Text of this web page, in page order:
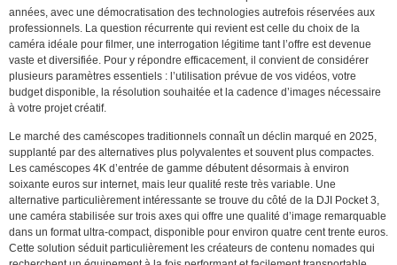
années, avec une démocratisation des technologies autrefois réservées aux
professionnels. La question récurrente qui revient est celle du choix de la
caméra idéale pour filmer, une interrogation légitime tant l’offre est devenue
vaste et diversifiée. Pour y répondre efficacement, il convient de considérer
plusieurs paramètres essentiels : l’utilisation prévue de vos vidéos, votre
budget disponible, la résolution souhaitée et la cadence d’images nécessaire
à votre projet créatif.
Le marché des caméscopes traditionnels connaît un déclin marqué en 2025,
supplanté par des alternatives plus polyvalentes et souvent plus compactes.
Les caméscopes 4K d’entrée de gamme débutent désormais à environ
soixante euros sur internet, mais leur qualité reste très variable. Une
alternative particulièrement intéressante se trouve du côté de la DJI Pocket 3,
une caméra stabilisée sur trois axes qui offre une qualité d’image remarquable
dans un format ultra-compact, disponible pour environ quatre cent trente euros.
Cette solution séduit particulièrement les créateurs de contenu nomades qui